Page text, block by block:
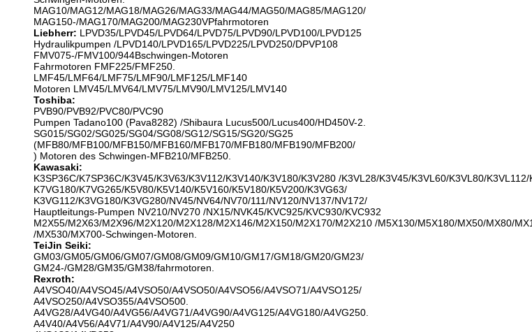
MAG10/MAG12/MAG18/MAG26/MAG33/MAG44/MAG50/MAG85/MAG120/
MAG150-/MAG170/MAG200/MAG230VPfahrmotoren
Liebherr: LPVD35/LPVD45/LPVD64/LPVD75/LPVD90/LPVD100/LPVD125
Hydraulikpumpen /LPVD140/LPVD165/LPVD225/LPVD250/DPVP108
FMV075-/FMV100/944Bschwingen-Motoren
Fahrmotoren FMF225/FMF250.
LMF45/LMF64/LMF75/LMF90/LMF125/LMF140
Motoren LMV45/LMV64/LMV75/LMV90/LMV125/LMV140
Toshiba:
PVB90/PVB92/PVC80/PVC90
Pumpen Tadano100 (Pava8282) /Shibaura Lucus500/Lucus400/HD450V-2.
SG015/SG02/SG025/SG04/SG08/SG12/SG15/SG20/SG25
(MFB80/MFB100/MFB150/MFB160/MFB170/MFB180/MFB190/MFB200/
) Motoren des Schwingen-MFB210/MFB250.
Kawasaki:
K3SP36C/K7SP36C/K3V45/K3V63/K3V112/K3V140/K3V180/K3V280 /K3VL28/K3V45/K3VL60/K3VL80/
K7VG180/K7VG265/K5V80/K5V140/K5V160/K5V180/K5V200/K3VG63/
K3VG112/K3VG180/K3VG280/NV45/NV64/NV70/111/NV120/NV137/NV172/
Hauptleitungs-Pumpen NV210/NV270 /NX15/NVK45/KVC925/KVC930/KVC932
M2X55/M2X63/M2X96/M2X120/M2X128/M2X146/M2X150/M2X170/M2X210 /M5X130/M5X180/MX50/MX80/
/MX530/MX700-Schwingen-Motoren.
TeiJin Seiki:
GM03/GM05/GM06/GM07/GM08/GM09/GM10/GM17/GM18/GM20/GM23/
GM24-/GM28/GM35/GM38/fahrmotoren.
Rexroth:
A4VSO40/A4VSO45/A4VSO50/A4VSO50/A4VSO56/A4VSO71/A4VSO125/
A4VSO250/A4VSO355/A4VSO500.
A4VG28/A4VG40/A4VG56/A4VG71/A4VG90/A4VG125/A4VG180/A4VG250.
A4V40/A4V56/A4V71/A4V90/A4V125/A4V250